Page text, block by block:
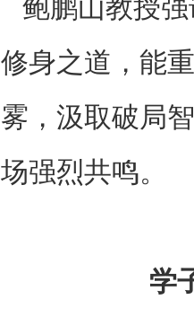
鲍鹏山教授强
修身之道，能
雾，汲取破局
场强烈共鸣。
学